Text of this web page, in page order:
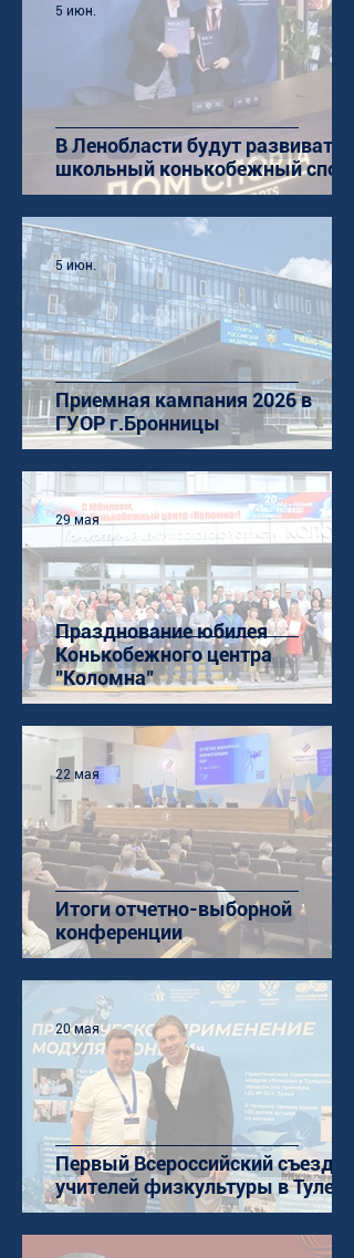
В Ленобласти будут развивать
школьный конькобежный спорт
5 июн.
Приемная кампания 2026 в
ГУОР г.Бронницы
5 июн.
Празднование юбилея
Конькобежного центра
"Коломна"
29 мая
Итоги отчетно-выборной
конференции
22 мая
Первый Всероссийский съезд
учителей физкультуры в Туле
20 мая